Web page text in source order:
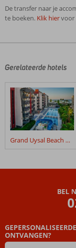
De transfer naar je
te boeken. Klik hiervoor
door
klanten
geschreven
na
hun
verblijf
Atlas
48
maanden
Gerelateerde hotels
Grand Uysal Beach & Spa
BEL
ONTVANGEN?